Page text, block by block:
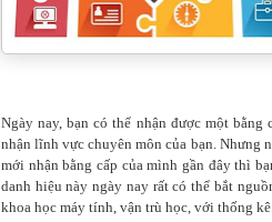
Ngày nay, bạn có thể nhận được một
nhận lĩnh vực chuyên môn của bạn. Nhưng
mới nhận bằng cấp của mình gần đây thì
danh hiệu này ngày nay rất có thể bắt
khoa học máy tính, vận trù học, với thống kê.